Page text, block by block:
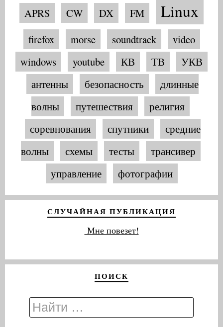
APRS CW DX FM Linux
firefox morse soundtrack
video
windows
youtube КВ ТВ
УКВ
антенны
безопасность
длинные
волны
путешествия
религия
соревнования
спутники
средние
волны
схемы тесты
трансивер
управление
фотографии
СЛУЧАЙНАЯ ПУБЛИКАЦИЯ
Мне повезет!
ПОИСК